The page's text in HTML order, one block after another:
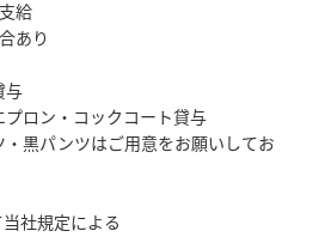
給
あり
与
プロン・コックコート貸与
・黒パンツはご用意をお願いしてお
社規定による